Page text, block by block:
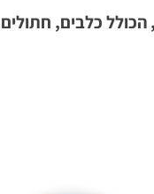
כלבים,